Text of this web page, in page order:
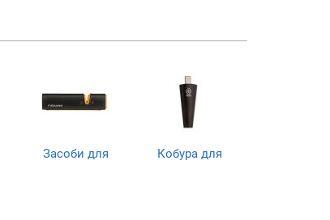
Засоби для
Кобура для